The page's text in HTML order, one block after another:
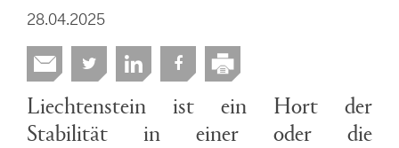
28.04.2025
Liechtenstein ist ein Hort der
Stabilität in einer oder die